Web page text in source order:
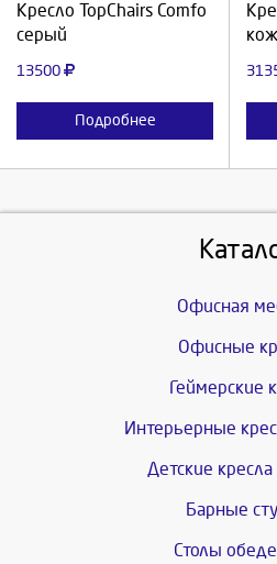
Кресло TopChairs Comfo
серый
13500
Подробнее
Офисная
Офисные
Геймерские
Интерьерные
Детские кресла
Барные
Столы